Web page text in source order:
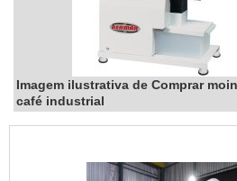
Imagem ilustrativa de Comprar
café industrial